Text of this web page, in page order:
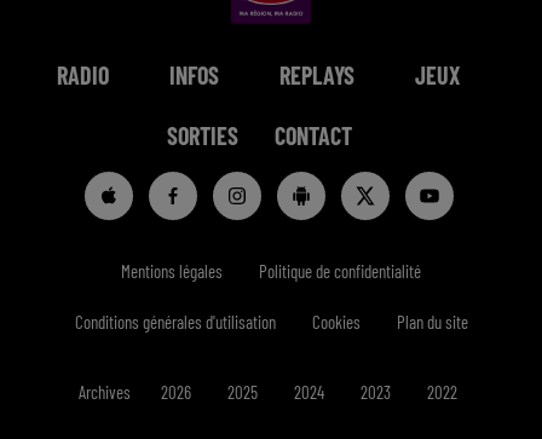
RADIO INFOS REPLAYS JEUX
SORTIES CONTACT
Mentions légales Politique de confidentialité
Conditions générales d'utilisation Cookies Plan du site
Archives 2026 2025 2024 2023 2022